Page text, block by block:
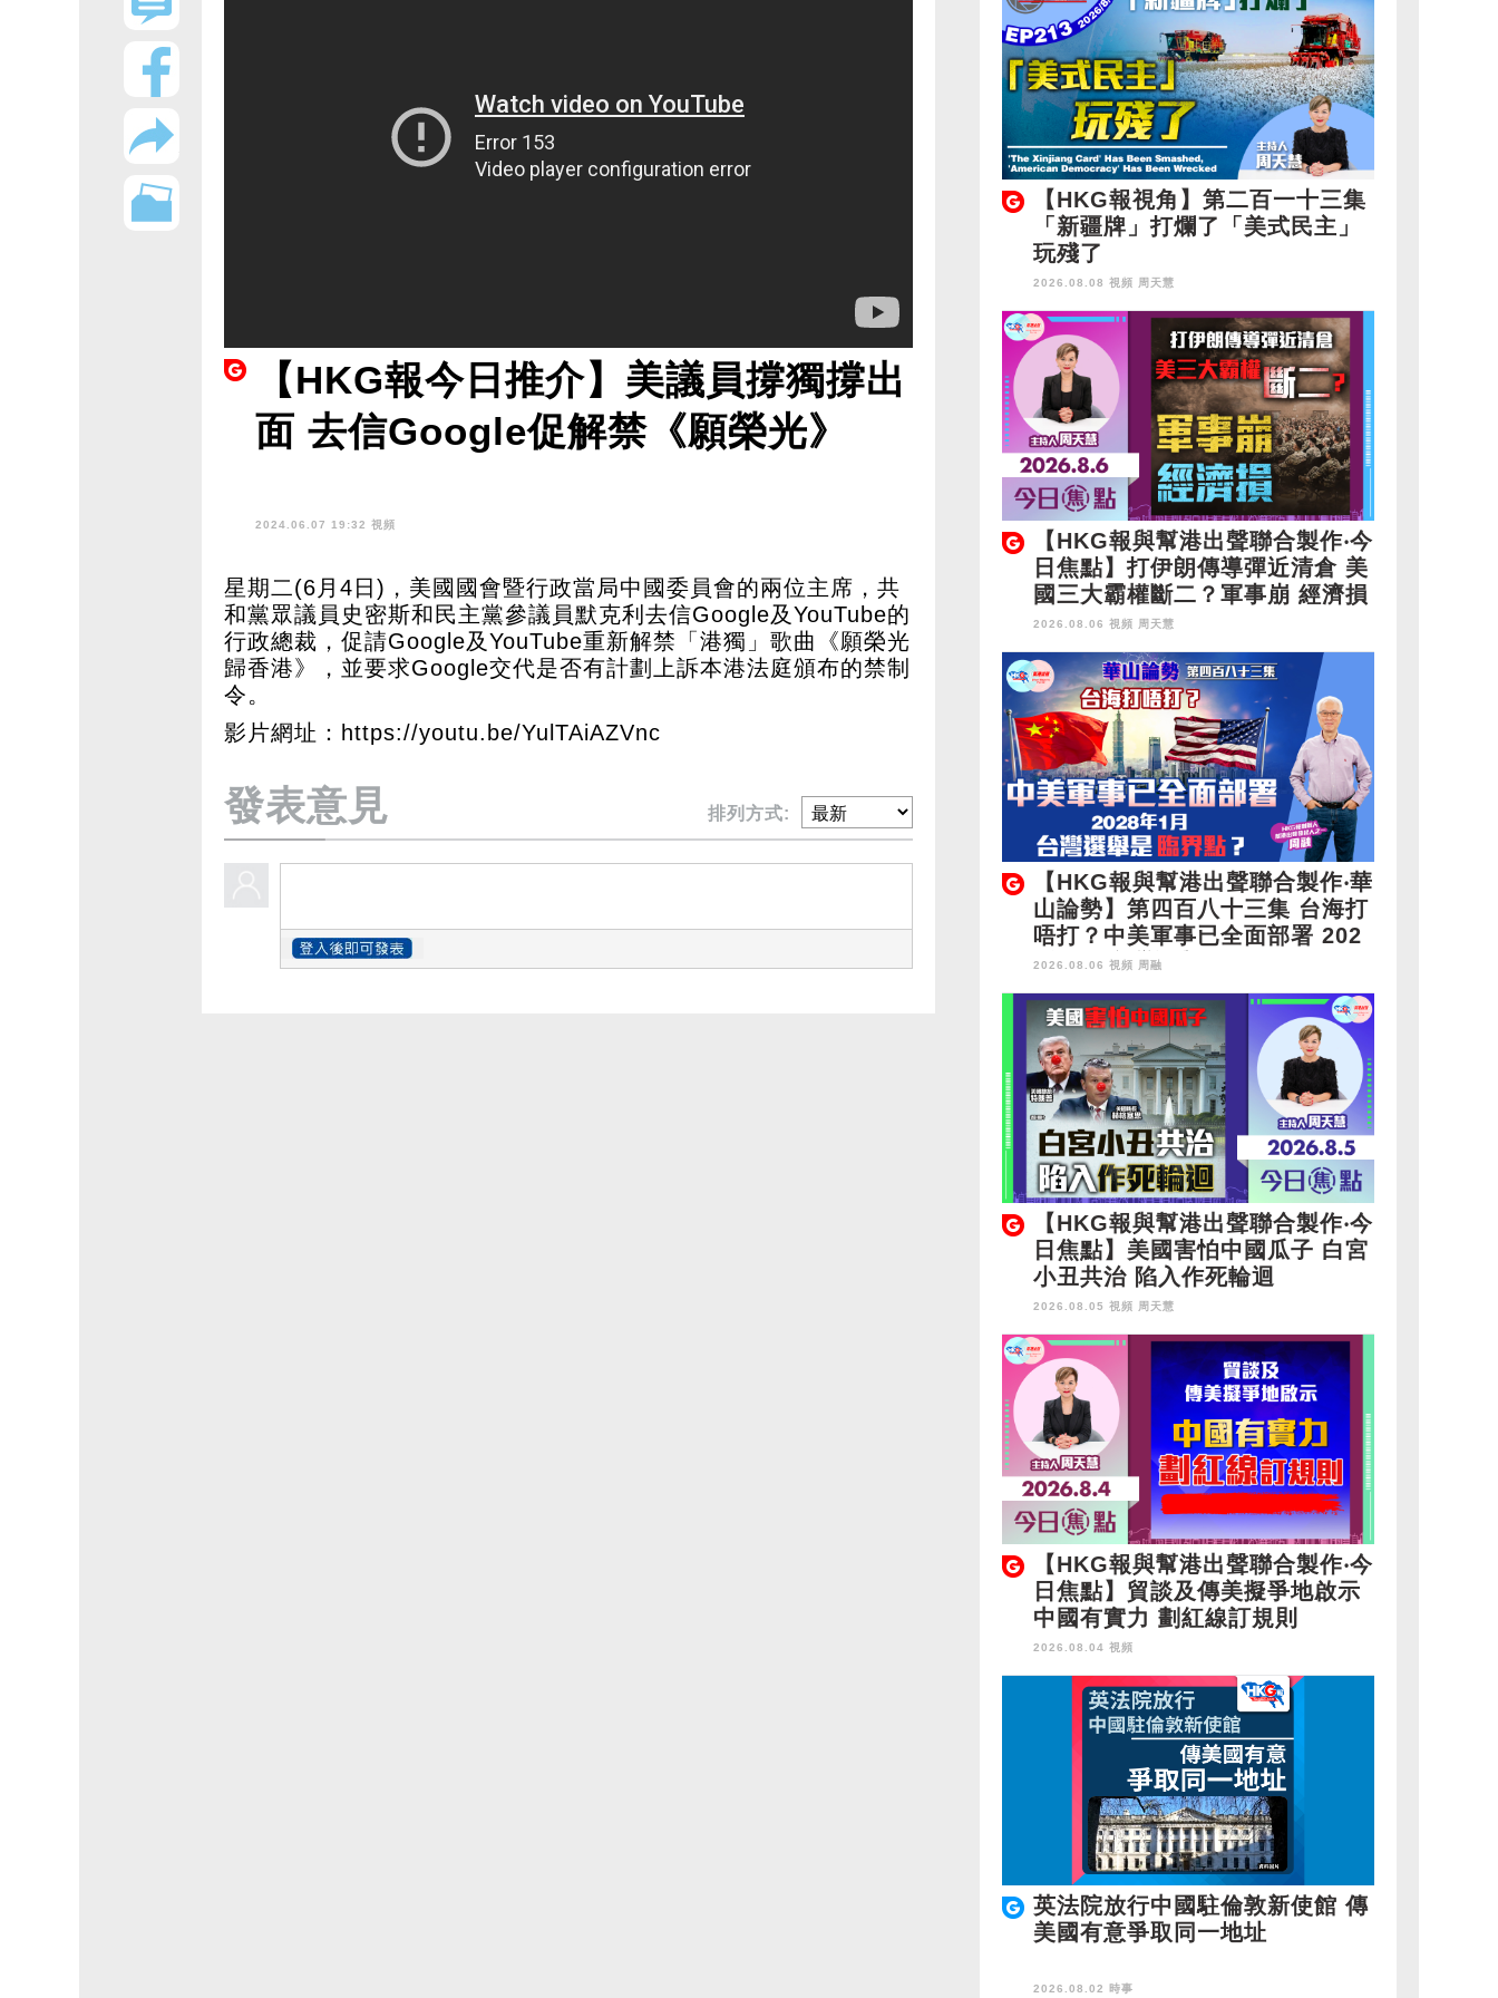
【HKG報今日推介】美議員撐獨撐出
面 去信Google促解禁《願榮光》
2024.06.07 19:32 視頻
星期二(6月4日)，美國國會暨行政當局中國委員會的兩位主席，共
和黨眾議員史密斯和民主黨參議員默克利去信Google及YouTube的
行政總裁，促請Google及YouTube重新解禁「港獨」歌曲《願榮光
歸香港》，並要求Google交代是否有計劃上訴本港法庭頒布的禁制
令。
影片網址： https://youtu.be/YulTAiAZVnc
發表意見 排列方式:
【HKG報視角】第二百一十三集
「新疆牌」打爛了「美式民主」
玩殘了
2026.08.08 視頻 周天慧
【HKG報與幫港出聲聯合製作‧今
日焦點】打伊朗傳導彈近清倉 美
國三大霸權斷二？軍事崩 經濟損
2026.08.06 視頻 周天慧
【HKG報與幫港出聲聯合製作‧華
山論勢】第四百八十三集 台海打
唔打？中美軍事已全面部署 202
8年1月台灣選舉是臨界點？
2026.08.06 視頻 周融
【HKG報與幫港出聲聯合製作‧今
日焦點】美國害怕中國瓜子 白宮
小丑共治 陷入作死輪迴
2026.08.05 視頻 周天慧
【HKG報與幫港出聲聯合製作‧今
日焦點】貿談及傳美擬爭地啟示
中國有實力 劃紅線訂規則
2026.08.04 視頻
英法院放行中國駐倫敦新使館 傳
美國有意爭取同一地址
2026.08.02 時事